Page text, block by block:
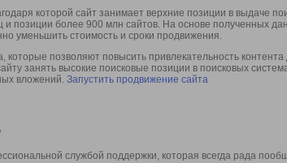
которой сайт занимает верхние позиции в выдаче
позиции более 900 млн сайтов. На основе полученных
уменьшить стоимость и сроки продвижения.
позволяют повысить привлекательность контента
занять высокие поисковые позиции в поисковых
вложений. Запустить продвижение сайта
службой поддержки, которая всегда рада